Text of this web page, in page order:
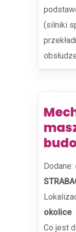
(silniki
Dodane:
okolice
Co jest